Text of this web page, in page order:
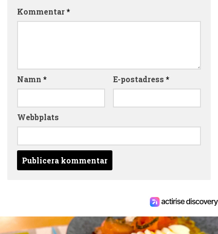
Kommentar*
Namn * E-postadress *
Webbplats